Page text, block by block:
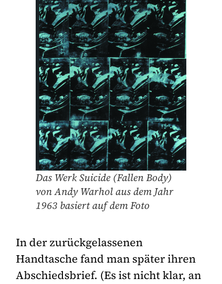
Das Werk Suicide (Fallen Body)
von Andy Warhol aus dem Jahr
1963 basiert auf dem Foto
In der zurückgelassenen
Handtasche fand man später ihren
Abschiedsbrief. (Es ist nicht klar, an